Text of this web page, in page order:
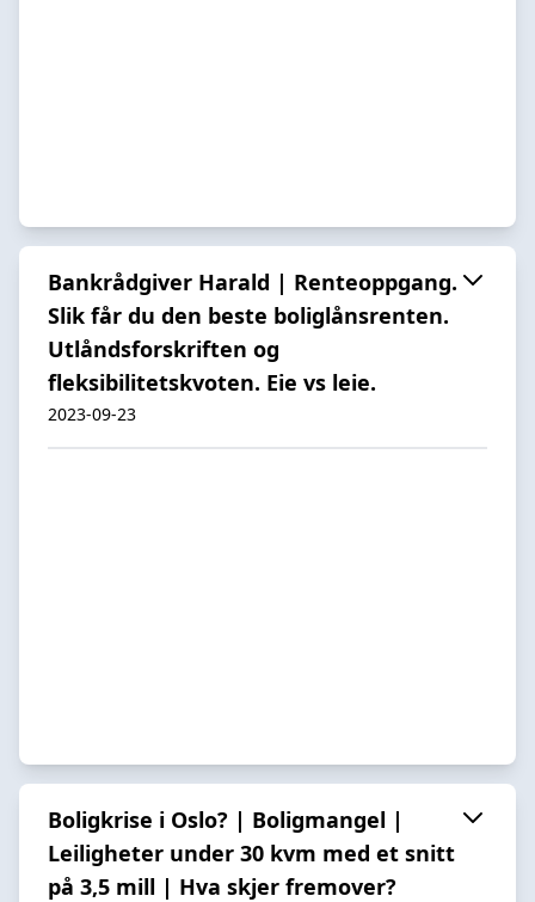
Bankrådgiver Harald | Renteoppgang.
Slik får du den beste boliglånsrenten.
Utlåndsforskriften og
fleksibilitetskvoten. Eie vs leie.
2023-09-23
Boligkrise i Oslo? | Boligmangel |
Leiligheter under 30 kvm med et snitt
på 3,5 mill | Hva skjer fremover?